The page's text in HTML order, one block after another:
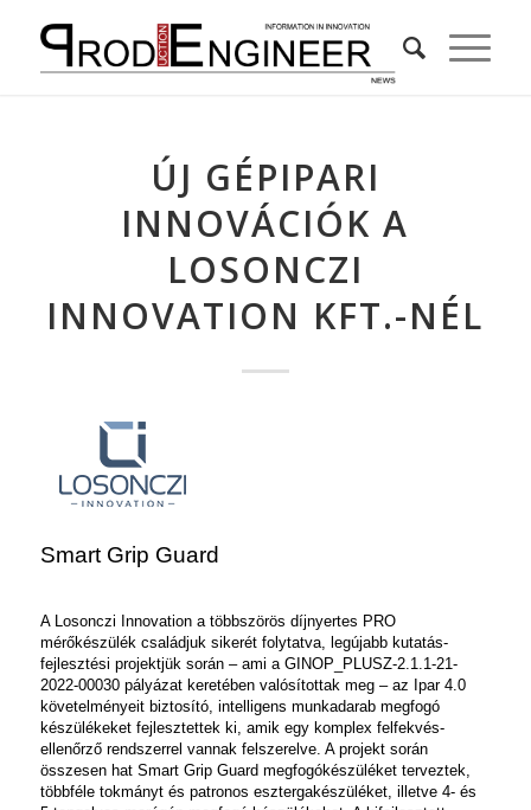
ÚJ GÉPIPARI
INNOVÁCIÓK A
LOSONCZI
INNOVATION KFT.-NÉL
Smart Grip Guard
A Losonczi Innovation a többszörös díjnyertes PRO
mérőkészülék családjuk sikerét folytatva, legújabb kutatás-
fejlesztési projektjük során – ami a GINOP_PLUSZ-2.1.1-21-
2022-00030 pályázat keretében valósítottak meg – az Ipar 4.0
követelményeit biztosító, intelligens munkadarab megfogó
készülékeket fejlesztettek ki, amik egy komplex felfekvés-
ellenőrző rendszerrel vannak felszerelve. A projekt során
összesen hat Smart Grip Guard megfogókészüléket terveztek,
többféle tokmányt és patronos esztergakészüléket, illetve 4- és